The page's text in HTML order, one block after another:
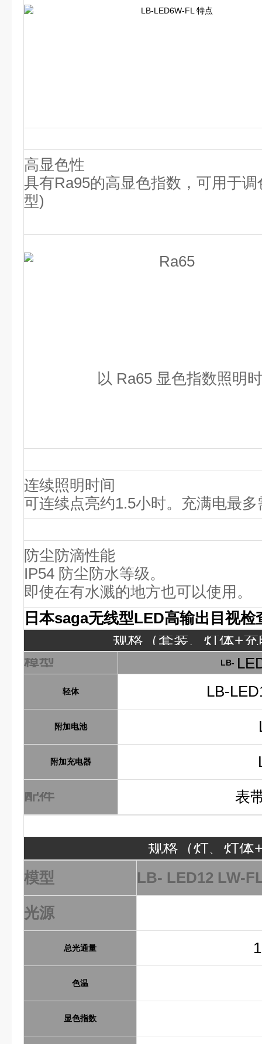
高显色性
具有Ra95的高显色指数，可用于
型)
以 Ra65 显色指数照明时
连续照明时间
可连续点亮约1.5小时。 充满电最
防尘防滴性能
IP54 防尘防水等级。
即使在有水溅的地方也可以使用。
日本saga无线型LED高输出目视检
规格（套装、灯体+
模型
LB-
轻体 LB-
附加电池
附加充电器
配件
表
规格（灯、灯体
模型
LB- LED12 LW-
光源
总光通量
色温
显色指数